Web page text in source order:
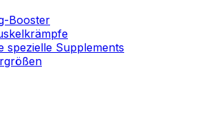
Booster
spezielle Supplements